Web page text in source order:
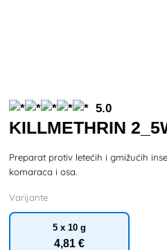
5.0
KILLMETHRIN
Preparat protiv letećih i gmižućih
komaraca i osa.
Varijante
5 x 10 g
4,81 €